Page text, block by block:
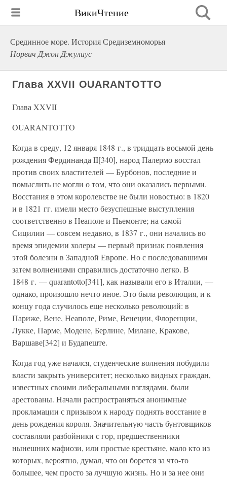
ВикиЧтение
Срединное море. История Средиземноморья
Норвич Джон Джулиус
Глава XXVII OUARANTOTTO
Глава XXVII
OUARANTOTTO
Когда в среду, 12 января 1848 г., в тридцать восьмой день
рождения Фердинанда II[340], народ Палермо восстал
против своих властителей — Бурбонов, последние и
помыслить не могли о том, что они оказались первыми.
Восстания в этом королевстве не были новостью: в 1820
и в 1821 гг. имели место безуспешные выступления
соответственно в Неаполе и Пьемонте; на самой
Сицилии — совсем недавно, в 1837 г., они начались во
время эпидемии холеры — первый признак появления
этой болезни в Западной Европе. Но с последовавшими
затем волнениями справились достаточно легко. В
1848 г. — quarantotto[341], как называли его в Италии, —
однако, произошло нечто иное. Это была революция, и к
концу года случилось еще несколько революций: в
Париже, Вене, Неаполе, Риме, Венеции, Флоренции,
Лукке, Парме, Модене, Берлине, Милане, Кракове,
Варшаве[342] и Будапеште.
Когда год уже начался, студенческие волнения побудили
власти закрыть университет; несколько видных граждан,
известных своими либеральными взглядами, были
арестованы. Начали распространяться анонимные
прокламации с призывом к народу поднять восстание в
день рождения короля. Значительную часть бунтовщиков
составляли разбойники с гор, предшественники
нынешних мафиози, или простые крестьяне, мало кто из
которых, вероятно, думал, что он борется за что-то
большее, чем просто за лучшую жизнь. Но и за нее они